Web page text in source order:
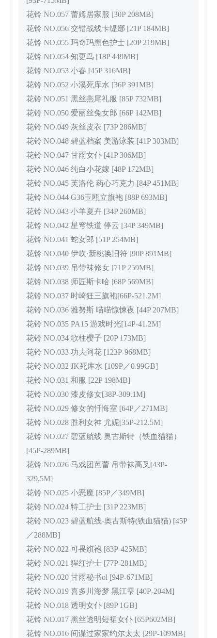
花铃 NO.057 蕾姆居家服 [30P 208MB]
花铃 NO.056 交错战线卡缇娜 [21P 184MB]
花铃 NO.055 玛奇玛黑色护士 [20P 219MB]
花铃 NO.054 知更鸟 [18P 449MB]
花铃 NO.053 小春 [45P 316MB]
花铃 NO.052 小溪死库水 [36P 391MB]
花铃 NO.051 黑丝燕尾礼服 [85P 732MB]
花铃 NO.050 爱丽丝兔女郎 [66P 142MB]
花铃 NO.049 灰丝皮衣 [73P 286MB]
花铃 NO.048 碧蓝档案 美游泳装 [41P 303MB]
花铃 NO.047 甘雨女仆 [41P 306MB]
花铃 NO.046 纯白小花嫁 [48P 172MB]
花铃 NO.045 芙洛伦 药心巧克力 [84P 451MB]
花铃 NO.044 G36玉瓯立旗袍 [88P 693MB]
花铃 NO.043 小羊夏卉 [34P 260MB]
花铃 NO.042 星穹铁道 停云 [34P 349MB]
花铃 NO.041 蛇女郎 [51P 254MB]
花铃 NO.040 伊吹·新桃换旧符 [90P 891MB]
花铃 NO.039 吊带袜修女 [71P 259MB]
花铃 NO.038 师匠斯卡哈 [68P 569MB]
花铃 NO.037 时崎狂三旗袍[66P-521.2M]
花铃 NO.036 雅努斯 喵喵惊悚夜 [44P 207MB]
花铃 NO.035 PA15 游戏时光[14P-41.2M]
花铃 NO.034 歌柱樱子 [20P 173MB]
花铃 NO.033 功夫阿花 [123P-968MB]
花铃 NO.032 JK死库水 [109P／0.99GB]
花铃 NO.031 和服 [22P 198MB]
花铃 NO.030 漆皮修女[38P-309.1M]
花铃 NO.029 修女的忏悔室 [64P／271MB]
花铃 NO.028 胜利女神 尤妮[35P-212.5M]
花铃 NO.027 碧蓝航线 奥古斯特（铁血猫猫）
[45P-289MB]
花铃 NO.026 马戏团芭蕾 吊带袜高叉[43P-
329.5M]
花铃 NO.025 小恶魔 [85P／349MB]
花铃 NO.024 特工护士 [31P 223MB]
花铃 NO.023 碧蓝航线-奥古斯特(铁血猫猫) [45P
／288MB]
花铃 NO.022 可畏旗袍 [83P-425MB]
花铃 NO.021 猩红护士 [77P-281MB]
花铃 NO.020 甘雨秘书ol [94P-671MB]
花铃 NO.019 喜多川海梦 黑江雫 [40P-204M]
花铃 NO.018 透明女仆 [89P 1GB]
花铃 NO.017 黑丝透明短裙女仆 [65P602MB]
花铃 NO.016 间谍过家家约尔太太 [29P-109MB]